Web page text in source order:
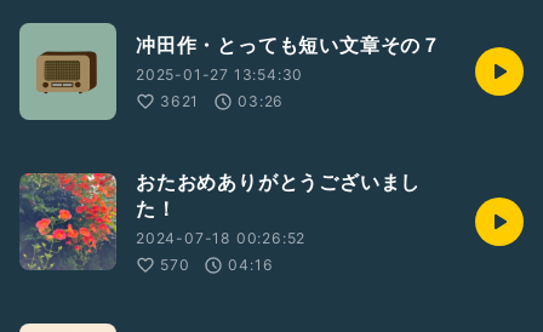
冲田作・とっても短い文章その７
2025-01-27 13:54:30
3621
03:26
おたおめありがとうございまし
た！
2024-07-18 00:26:52
570
04:16